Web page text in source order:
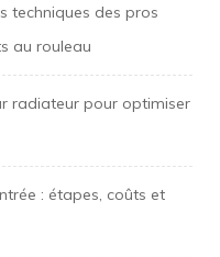
techniques des pros
au rouleau
radiateur pour optimiser
: étapes, coûts et